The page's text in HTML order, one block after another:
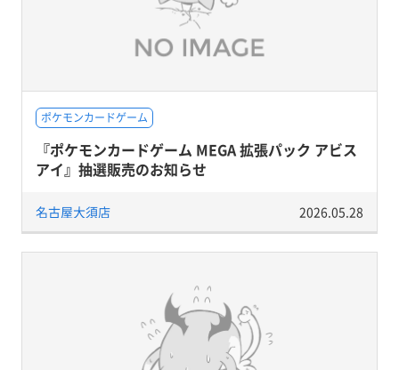
ポケモンカードゲーム
『ポケモンカードゲーム MEGA 拡張パック アビス
アイ』抽選販売のお知らせ
名古屋大須店 2026.05.28